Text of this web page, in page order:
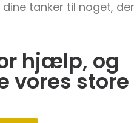
tanker til noget, der
hjælp, og
vores store